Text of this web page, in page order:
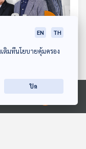
ารเอกนิติ-ศุภจี |
EN TH
ติมที่นโยบายคุ้มครอง
ปิด